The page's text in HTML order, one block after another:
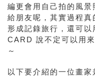
編更會用自己拍的風
給朋友呢，其實過程
形成記錄旅行，還可
CARD 說不定可以用
～
以下要介紹的一位畫